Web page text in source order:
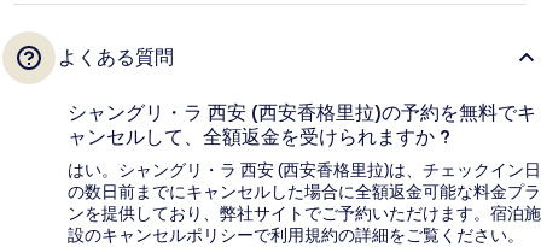
よくある質問
シャングリ・ラ 西安 (西安香格里拉)の予約を無料でキ
ャンセルして、全額返金を受けられますか ?
はい。シャングリ・ラ 西安 (西安香格里拉)は、チェックイン日
の数日前までにキャンセルした場合に全額返金可能な料金プラ
ンを提供しており、弊社サイトでご予約いただけます。宿泊施
設のキャンセルポリシーで利用規約の詳細をご覧ください。